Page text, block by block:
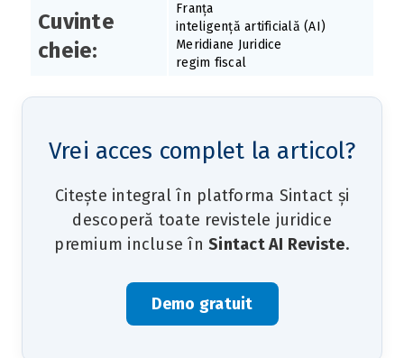
Cuvinte
cheie:
Franța
inteligență artificială (AI)
Meridiane Juridice
regim fiscal
Vrei acces complet la articol?
Citește integral în platforma Sintact și
descoperă toate revistele juridice
premium incluse în Sintact AI Reviste.
Demo gratuit